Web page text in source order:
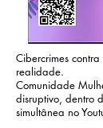
Cibercrimes
realidade.
Comunidade
disruptivo, dentro
simultânea no